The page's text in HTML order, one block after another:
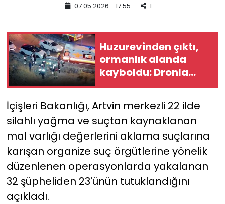
07.05.2026 - 17:55 1
Huzurevinden çıktı,
ormanlık alanda
kayboldu: Dronla
bulundu
İçişleri Bakanlığı, Artvin merkezli 22 ilde
silahlı yağma ve suçtan kaynaklanan
mal varlığı değerlerini aklama suçlarına
karışan organize suç örgütlerine yönelik
düzenlenen operasyonlarda yakalanan
32 şüpheliden 23'ünün tutuklandığını
açıkladı.
YEREL YÖNETİMLER
Yurt